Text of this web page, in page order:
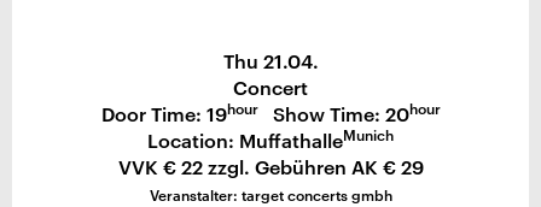
Thu 21.04.
Concert
Door Time: 19hourShow Time: 20hour
Location: MuffathalleMunich
VVK € 22 zzgl. Gebühren AK € 29
Veranstalter: target concerts gmbh